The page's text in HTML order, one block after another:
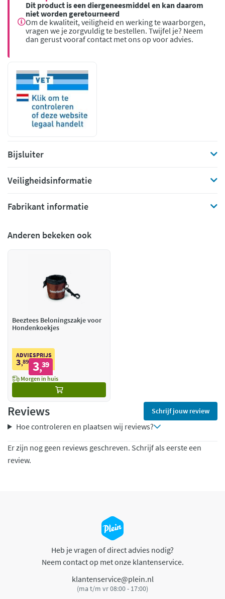
Dit product is een diergeneesmiddel en kan daarom
niet worden geretourneerd
Om de kwaliteit, veiligheid en werking te waarborgen,
vragen we je zorgvuldig te bestellen. Twijfel je? Neem
dan gerust vooraf contact met ons op voor advies.
Bijsluiter
Veiligheidsinformatie
Fabrikant informatie
Anderen bekeken ook
Beeztees Beloningszakje voor
Hondenkoekjes
ADVIESPRIJS
3,89 3,39
Morgen in huis
Reviews Schrijf jouw review
Hoe controleren en plaatsen wij reviews?
Er zijn nog geen reviews geschreven. Schrijf als eerste een
review.
Heb je vragen of direct advies nodig?
Neem contact op met onze klantenservice.
klantenservice@plein.nl
(ma t/m vr 08:00 - 17:00)